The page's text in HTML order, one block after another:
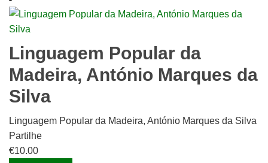
Linguagem Popular da
Madeira, António Marques da
Silva
Linguagem Popular da Madeira, António Marques da Silva
Partilhe
€10.00